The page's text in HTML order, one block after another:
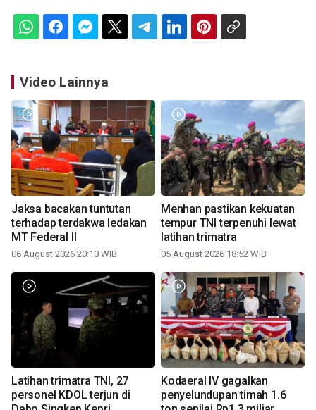
Video Lainnya
Jaksa bacakan tuntutan
terhadap terdakwa ledakan
MT Federal II
06 August 2026 20:10 WIB
Menhan pastikan kekuatan
tempur TNI terpenuhi lewat
latihan trimatra
05 August 2026 18:52 WIB
Latihan trimatra TNI, 27
personel KDOL terjun di
Kodaeral IV gagalkan
penyelundupan timah 1.6